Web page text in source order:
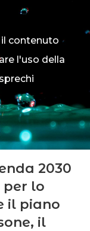
contenuto
l'uso della
2030
per lo
il piano
il